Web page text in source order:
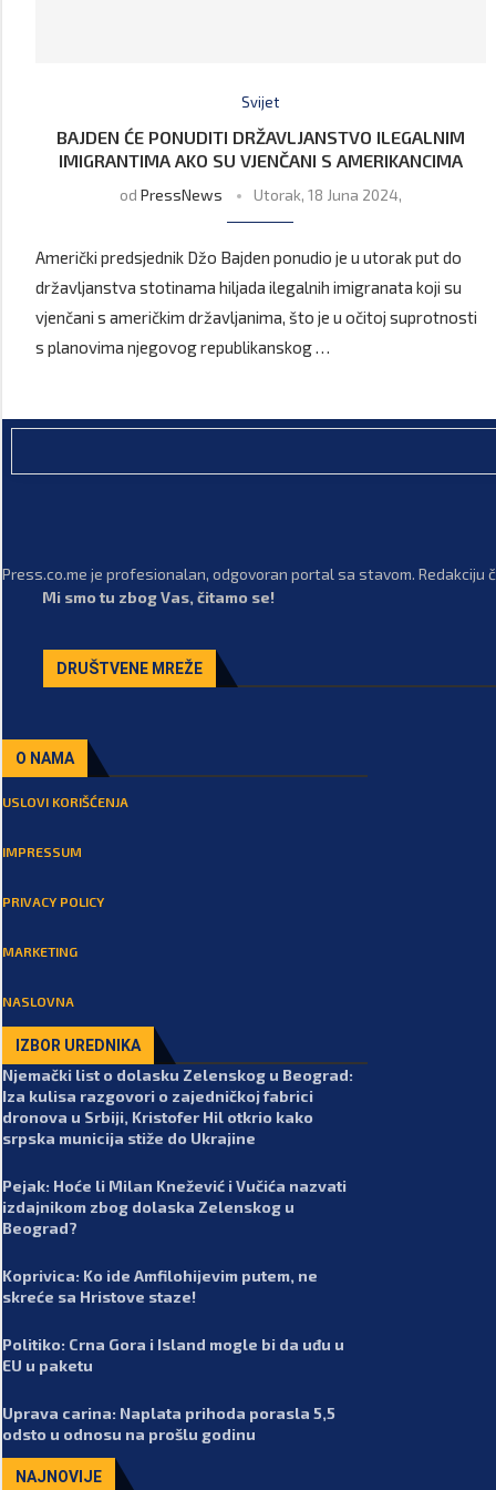
Svijet
BAJDEN ĆE PONUDITI DRŽAVLJANSTVO ILEGALNIM
IMIGRANTIMA AKO SU VJENČANI S AMERIKANCIMA
od PressNews Utorak, 18 Juna 2024,
Američki predsjednik Džo Bajden ponudio je u utorak put do
državljanstva stotinama hiljada ilegalnih imigranata koji su
vjenčani s američkim državljanima, što je u očitoj suprotnosti
s planovima njegovog republikanskog …
Press.co.me je profesionalan, odgovoran portal sa stavom.
Mi smo tu zbog Vas, čitamo se!
DRUŠTVENE MREŽE
O NAMA
USLOVI KORIŠĆENJA
IMPRESSUM
PRIVACY POLICY
MARKETING
NASLOVNA
IZBOR UREDNIKA
Njemački list o dolasku Zelenskog u Beograd:
Iza kulisa razgovori o zajedničkoj fabrici
dronova u Srbiji, Kristofer Hil otkrio kako
srpska municija stiže do Ukrajine
Pejak: Hoće li Milan Knežević i Vučića nazvati
izdajnikom zbog dolaska Zelenskog u
Beograd?
Koprivica: Ko ide Amfilohijevim putem, ne
skreće sa Hristove staze!
Politiko: Crna Gora i Island mogle bi da uđu u
EU u paketu
Uprava carina: Naplata prihoda porasla 5,5
odsto u odnosu na prošlu godinu
NAJNOVIJE